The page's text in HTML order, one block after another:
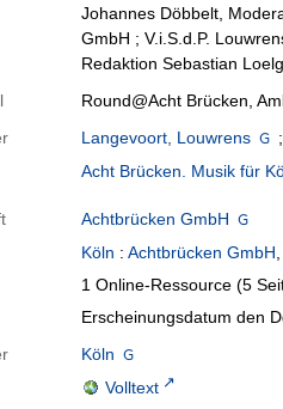
Johannes Döbbelt,
GmbH ; V.i.S.d.P.
Redaktion Sebastian
Round@Acht Brücken,
Langevoort, Louwrens ;
Acht Brücken. Musik für
Achtbrücken GmbH
Köln : Achtbrücken GmbH,
1 Online-Ressource (5
Erscheinungsdatum den
Köln
Volltext